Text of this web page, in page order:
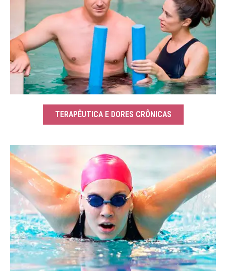
TERAPÊUTICA E DORES CRÔNICAS